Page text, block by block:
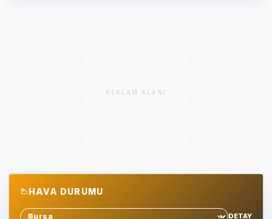
REKLAM ALANI
HAVA DURUMU
DETAY